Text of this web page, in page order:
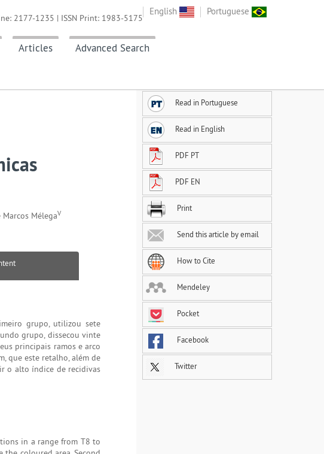
English Portuguese
Articles Advanced Search
2177-1235 | ISSN Print: 1983-5175
Marcos MélegaV
grupo, utilizou sete
grupo, dissecou vinte
principais ramos e arco
que este retalho, além de
o alto índice de recidivas
in a range from T8 to
Read in Portuguese
Read in English
PDF PT
PDF EN
Print
Send this article by email
How to Cite
Mendeley
Pocket
Facebook
Twitter